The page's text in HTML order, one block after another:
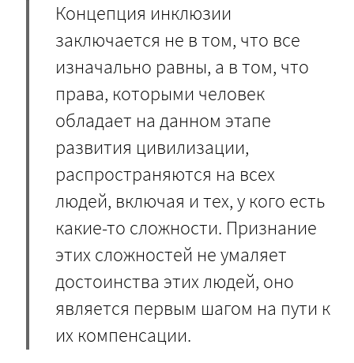
Концепция инклюзии
заключается не в том, что все
изначально равны, а в том, что
права, которыми человек
обладает на данном этапе
развития цивилизации,
распространяются на всех
людей, включая и тех, у кого есть
какие-то сложности. Признание
этих сложностей не умаляет
достоинства этих людей, оно
является первым шагом на пути к
их компенсации.